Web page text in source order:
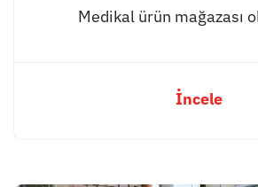
Medikal ürün mağazası
İncele